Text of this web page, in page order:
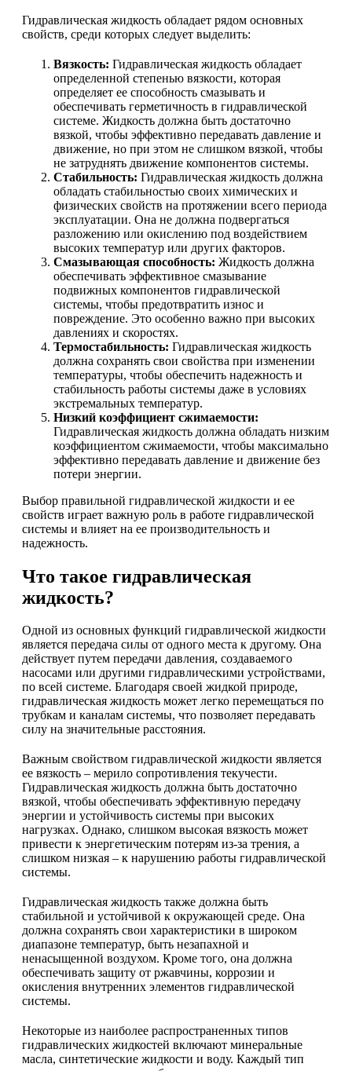
Гидравлическая жидкость обладает рядом основных
свойств, среди которых следует выделить:
Вязкость: Гидравлическая жидкость обладает
определенной степенью вязкости, которая
определяет ее способность смазывать и
обеспечивать герметичность в гидравлической
системе. Жидкость должна быть достаточно
вязкой, чтобы эффективно передавать давление и
движение, но при этом не слишком вязкой, чтобы
не затруднять движение компонентов системы.
Стабильность: Гидравлическая жидкость должна
обладать стабильностью своих химических и
физических свойств на протяжении всего периода
эксплуатации. Она не должна подвергаться
разложению или окислению под воздействием
высоких температур или других факторов.
Смазывающая способность: Жидкость должна
обеспечивать эффективное смазывание
подвижных компонентов гидравлической
системы, чтобы предотвратить износ и
повреждение. Это особенно важно при высоких
давлениях и скоростях.
Термостабильность: Гидравлическая жидкость
должна сохранять свои свойства при изменении
температуры, чтобы обеспечить надежность и
стабильность работы системы даже в условиях
экстремальных температур.
Низкий коэффициент сжимаемости:
Гидравлическая жидкость должна обладать низким
коэффициентом сжимаемости, чтобы максимально
эффективно передавать давление и движение без
потери энергии.
Выбор правильной гидравлической жидкости и ее
свойств играет важную роль в работе гидравлической
системы и влияет на ее производительность и
надежность.
Что такое гидравлическая
жидкость?
Одной из основных функций гидравлической жидкости
является передача силы от одного места к другому. Она
действует путем передачи давления, создаваемого
насосами или другими гидравлическими устройствами,
по всей системе. Благодаря своей жидкой природе,
гидравлическая жидкость может легко перемещаться по
трубкам и каналам системы, что позволяет передавать
силу на значительные расстояния.
Важным свойством гидравлической жидкости является
ее вязкость – мерило сопротивления текучести.
Гидравлическая жидкость должна быть достаточно
вязкой, чтобы обеспечивать эффективную передачу
энергии и устойчивость системы при высоких
нагрузках. Однако, слишком высокая вязкость может
привести к энергетическим потерям из-за трения, а
слишком низкая – к нарушению работы гидравлической
системы.
Гидравлическая жидкость также должна быть
стабильной и устойчивой к окружающей среде. Она
должна сохранять свои характеристики в широком
диапазоне температур, быть незапахной и
ненасыщенной воздухом. Кроме того, она должна
обеспечивать защиту от ржавчины, коррозии и
окисления внутренних элементов гидравлической
системы.
Некоторые из наиболее распространенных типов
гидравлических жидкостей включают минеральные
масла, синтетические жидкости и воду. Каждый тип